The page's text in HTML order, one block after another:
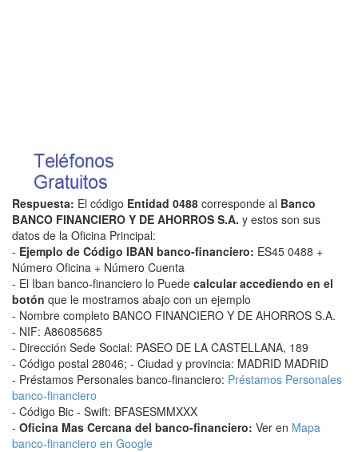
Respuesta: El código Entidad 0488 corresponde al Banco
BANCO FINANCIERO Y DE AHORROS S.A. y estos son sus
datos de la Oficina Principal:
- Ejemplo de Código IBAN banco-financiero: ES45 0488 +
Número Oficina + Número Cuenta
- El Iban banco-financiero lo Puede calcular accediendo en el
botón que le mostramos abajo con un ejemplo
- Nombre completo BANCO FINANCIERO Y DE AHORROS S.A.
- NIF: A86085685
- Dirección Sede Social: PASEO DE LA CASTELLANA, 189
- Código postal 28046; - Ciudad y provincia: MADRID MADRID
- Préstamos Personales banco-financiero: Préstamos Personales
banco-financiero
- Código Bic - Swift: BFASESMMXXX
- Oficina Mas Cercana del banco-financiero: Ver en Mapa
banco-financiero en Google